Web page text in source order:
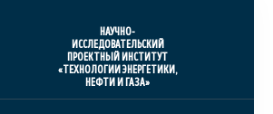
НАУЧНО-
ИССЛЕДОВАТЕЛЬСКИЙ
ПРОЕКТНЫЙ ИНСТИТУТ
«ТЕХНОЛОГИИ ЭНЕРГЕТИКИ,
НЕФТИ И ГАЗА»